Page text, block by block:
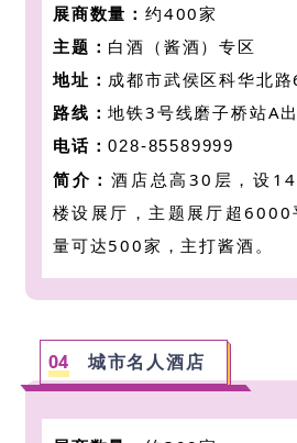
展商数量： 约400家
主题： 白酒（酱酒）专区
地址： 成都市武侯区科华北
路线：地铁3号线磨子桥站A
电话：028-85589999
简介：酒店总高30层，设
楼设展厅，主题展厅超6000
量可达500家，主打酱酒。
04 城市名人酒店